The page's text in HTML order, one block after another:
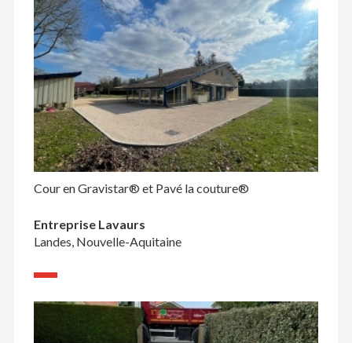
Cour en Gravistar® et Pavé la couture®
Entreprise Lavaurs
Landes, Nouvelle-Aquitaine